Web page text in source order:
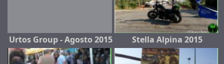
Urtos Group - Agosto 2015 Stella Alpina 2015